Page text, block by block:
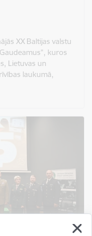
XX Baltijas valstu
kuros
Lietuvas un
laukumā,